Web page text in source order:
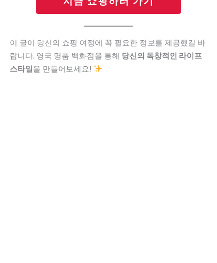
이 글이 당신의 쇼핑 여정에 꼭 필요한 정보를 제공했길 바
랍니다. 영국 명품 백화점을 통해 당신의 독창적인 라이프
스타일을 만들어보세요!